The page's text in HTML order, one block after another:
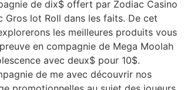
de dix$ offert par Zodiac Casino
Gros lot Roll dans les faits. De cet
les meilleures produits vous
en compagnie de Mega Moolah
avec deux$ pour 10$.
de me avec découvrir nos